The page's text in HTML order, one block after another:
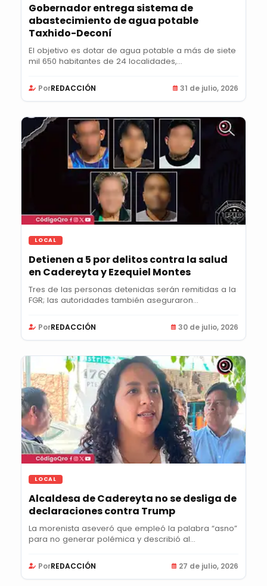
Gobernador entrega sistema de
abastecimiento de agua potable
Taxhido-Deconí
El objetivo es dotar de agua potable a más de siete
mil 650 habitantes de 24 localidades,...
PorREDACCIÓN 31 de julio, 2026
LOCAL
Detienen a 5 por delitos contra la salud
en Cadereyta y Ezequiel Montes
Tres de las personas detenidas serán remitidas a la
FGR; las autoridades también aseguraron...
PorREDACCIÓN 30 de julio, 2026
LOCAL
Alcaldesa de Cadereyta no se desliga de
declaraciones contra Trump
La morenista aseveró que empleó la palabra “asno”
para no generar polémica y describió al...
PorREDACCIÓN 27 de julio, 2026